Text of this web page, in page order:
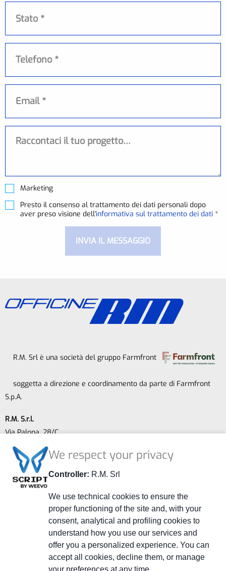
Stato *
Marketing
Presto il consenso al trattamento dei dati personali dopo
aver preso visione dell'informativa sul trattamento dei dati *
R.M. Srl è una società del gruppo Farmfront
soggetta a direzione e coordinamento da parte di Farmfront
S.p.A.
R.M. S.r.l.
Via Palona, 28/C
41014 Castelvetro (MO) - ITALY
P.IVA 02264240363
REA MO 278108
Capitale sociale € 52.000,00 i.v.
+39 059 799401
+39 059 790800
info@officinerm.it
officinerm@pec.officinerm.it
We respect your privacy
Controller: R.M. Srl
We use technical cookies to ensure the
proper functioning of the site and, with your
consent, analytical and profiling cookies to
understand how you use our services and
offer you a personalized experience. You can
accept all cookies, decline them, or manage
your preferences at any time.